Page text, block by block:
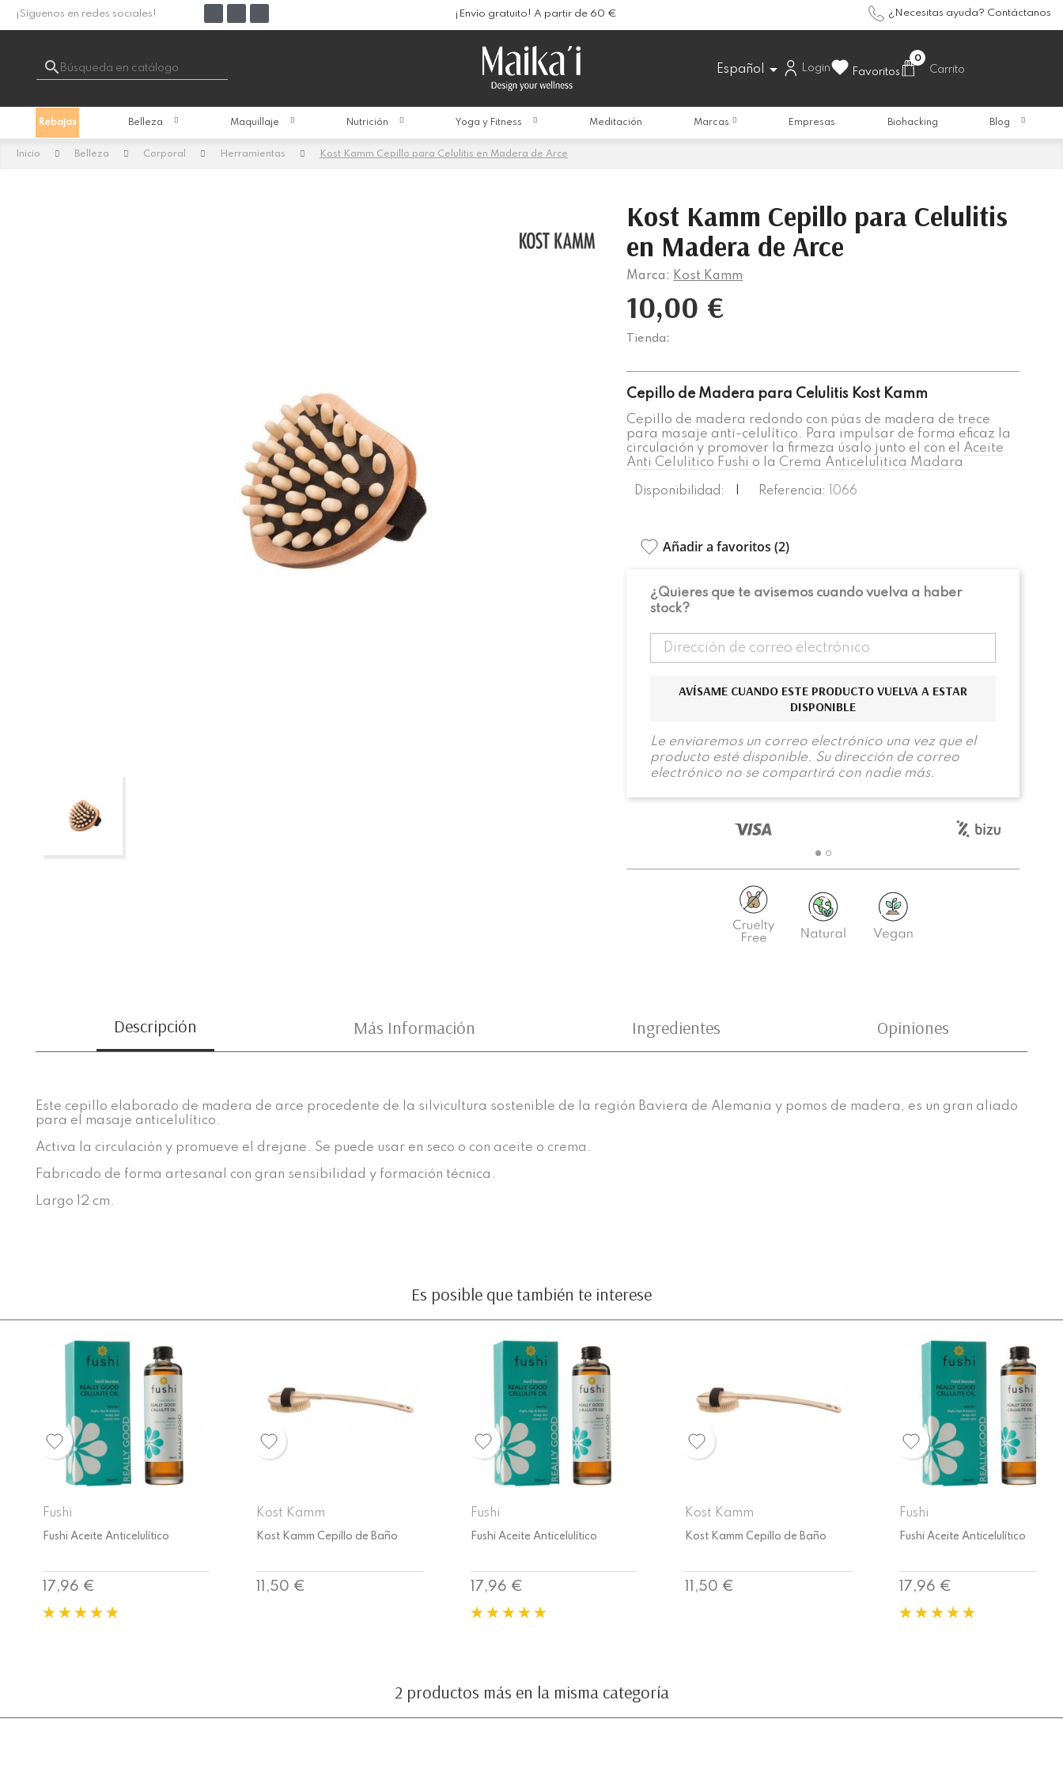
¡Síguenos en redes sociales! ¡Envío gratuito! A partir de 60 € ¿Necesitas ayuda? Contáctanos
 Español  Login Favoritos
0
Carrito
Rebajas Belleza Maquillaje Nutrición Yoga y Fitness Meditación Marcas Empresas Biohacking Blog
Inicio Belleza Corporal Herramientas Kost Kamm Cepillo para Celulitis en Madera de Arce
Kost Kamm Cepillo para Celulitis
en Madera de Arce
Marca: Kost Kamm
10,00 €
Tienda:
Cepillo de Madera para Celulitis Kost Kamm
Cepillo de madera redondo con púas de madera de trece
para masaje anti-celulítico. Para impulsar de forma eficaz la
circulación y promover la firmeza úsalo junto el con el Aceite
Anti Celulitico Fushi o la Crema Anticelulitica Madara
Disponibilidad: Referencia: 1066
Añadir a favoritos (2)
¿Quieres que te avisemos cuando vuelva a haber
stock?
AVÍSAME CUANDO ESTE PRODUCTO VUELVA A ESTAR
DISPONIBLE
Le enviaremos un correo electrónico una vez que el
producto esté disponible. Su dirección de correo
electrónico no se compartirá con nadie más.
Descripción Ingredientes
Más Información Opiniones
Este cepillo elaborado de madera de arce procedente de la silvicultura sostenible de la región Baviera de Alemania y pomos de madera, es un gran aliado
para el masaje anticelulítico.
Activa la circulación y promueve el drejane. Se puede usar en seco o con aceite o crema.
Fabricado de forma artesanal con gran sensibilidad y formación técnica.
Largo 12 cm.
Es posible que también te interese
Kost Kamm
Kost Kamm Cepillo de Baño
Precio
11,50 €
Fushi
Fushi Aceite Anticelulítico
Precio
17,96 €
Kost Kamm
Kost Kamm Cepillo de Baño
Precio
11,50 €
Fushi
Fushi Aceite Anticelulítico
Precio
17,96 €
Kost Kamm
Kost Kamm Cepillo de Baño
Precio
11,50 €
2 productos más en la misma categoría